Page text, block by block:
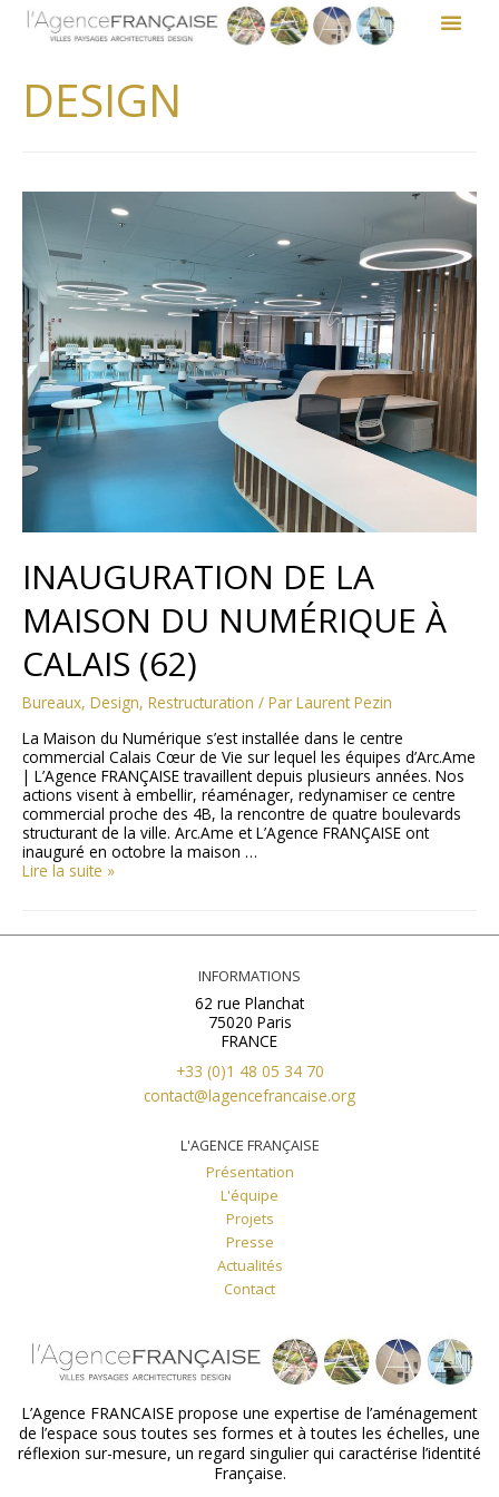
DESIGN
INAUGURATION DE LA
MAISON DU NUMÉRIQUE À
CALAIS (62)
Bureaux, Design, Restructuration / Par Laurent Pezin
La Maison du Numérique s’est installée dans le centre
commercial Calais Cœur de Vie sur lequel les équipes d’Arc.Ame
| L’Agence FRANÇAISE travaillent depuis plusieurs années. Nos
actions visent à embellir, réaménager, redynamiser ce centre
commercial proche des 4B, la rencontre de quatre boulevards
structurant de la ville. Arc.Ame et L’Agence FRANÇAISE ont
inauguré en octobre la maison …
Lire la suite »
INFORMATIONS
62 rue Planchat
75020 Paris
FRANCE
+33 (0)1 48 05 34 70
contact@lagencefrancaise.org
L'AGENCE FRANÇAISE
Présentation
L'équipe
Projets
Presse
Actualités
Contact
L’Agence FRANCAISE propose une expertise de l’aménagement
de l’espace sous toutes ses formes et à toutes les échelles, une
réflexion sur-mesure, un regard singulier qui caractérise l’identité
Française.